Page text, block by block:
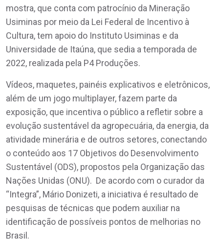
mostra, que conta com patrocínio da Mineração
Usiminas por meio da Lei Federal de Incentivo à
Cultura, tem apoio do Instituto Usiminas e da
Universidade de Itaúna, que sedia a temporada de
2022, realizada pela P4 Produções.
Vídeos, maquetes, painéis explicativos e eletrônicos,
além de um jogo multiplayer, fazem parte da
exposição, que incentiva o público a refletir sobre a
evolução sustentável da agropecuária, da energia, da
atividade minerária e de outros setores, conectando
o conteúdo aos 17 Objetivos do Desenvolvimento
Sustentável (ODS), propostos pela Organização das
Nações Unidas (ONU). De acordo com o curador da
“Integra”, Mário Donizeti, a iniciativa é resultado de
pesquisas de técnicas que podem auxiliar na
identificação de possíveis pontos de melhorias no
Brasil.